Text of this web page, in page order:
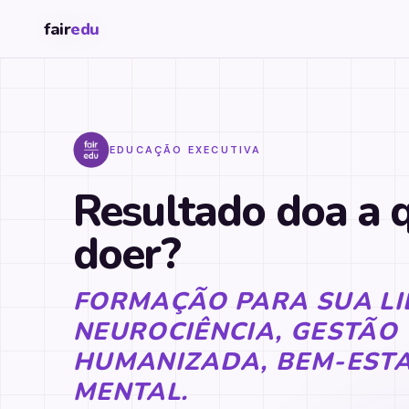
fairedu
fairedu
EDUCAÇÃO EXECUTIVA
Resultado doa a
doer?
FORMAÇÃO PARA SUA
NEUROCIÊNCIA, GESTÃO
HUMANIZADA, BEM-
MENTAL.